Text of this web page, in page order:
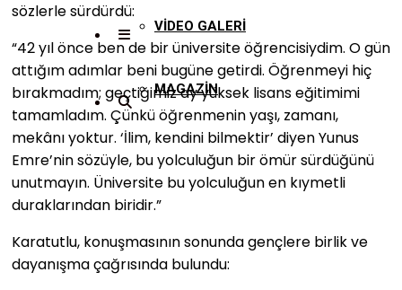
VİDEO GALERİ
MAGAZİN
sözlerle sürdürdü:
“42 yıl önce ben de bir üniversite öğrencisiydim. O gün
attığım adımlar beni bugüne getirdi. Öğrenmeyi hiç
bırakmadım; geçtiğimiz ay yüksek lisans eğitimimi
tamamladım. Çünkü öğrenmenin yaşı, zamanı,
mekânı yoktur. ‘İlim, kendini bilmektir’ diyen Yunus
Emre’nin sözüyle, bu yolculuğun bir ömür sürdüğünü
unutmayın. Üniversite bu yolculuğun en kıymetli
duraklarından biridir.”
Karatutlu, konuşmasının sonunda gençlere birlik ve
dayanışma çağrısında bulundu: